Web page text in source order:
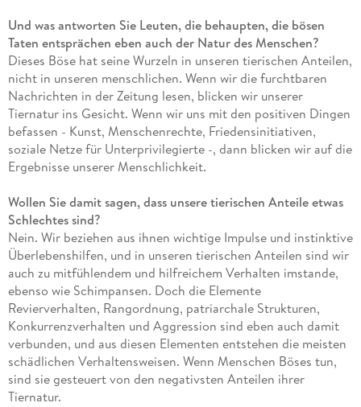
Und was antworten Sie Leuten, die behaupten, die bösen
Taten entsprächen eben auch der Natur des Menschen?
Dieses Böse hat seine Wurzeln in unseren tierischen Anteilen,
nicht in unseren menschlichen. Wenn wir die furchtbaren
Nachrichten in der Zeitung lesen, blicken wir unserer
Tiernatur ins Gesicht. Wenn wir uns mit den positiven Dingen
befassen - Kunst, Menschenrechte, Friedensinitiativen,
soziale Netze für Unterprivilegierte -, dann blicken wir auf die
Ergebnisse unserer Menschlichkeit.
Wollen Sie damit sagen, dass unsere tierischen Anteile etwas
Schlechtes sind?
Nein. Wir beziehen aus ihnen wichtige Impulse und instinktive
Überlebenshilfen, und in unseren tierischen Anteilen sind wir
auch zu mitfühlendem und hilfreichem Verhalten imstande,
ebenso wie Schimpansen. Doch die Elemente
Revierverhalten, Rangordnung, patriarchale Strukturen,
Konkurrenzverhalten und Aggression sind eben auch damit
verbunden, und aus diesen Elementen entstehen die meisten
schädlichen Verhaltensweisen. Wenn Menschen Böses tun,
sind sie gesteuert von den negativsten Anteilen ihrer
Tiernatur.